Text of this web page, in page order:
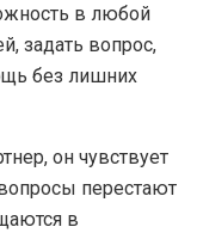
в любой
задать вопрос,
без лишних
он чувствует
перестают
в